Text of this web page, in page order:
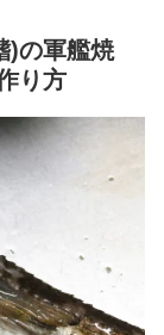
)の軍艦焼
り方